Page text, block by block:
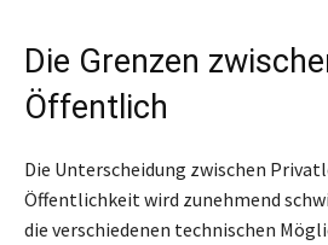
Die Grenzen
Öffentlich
Die Unterscheidung zwischen
Öffentlichkeit wird zunehmend
die verschiedenen technischen